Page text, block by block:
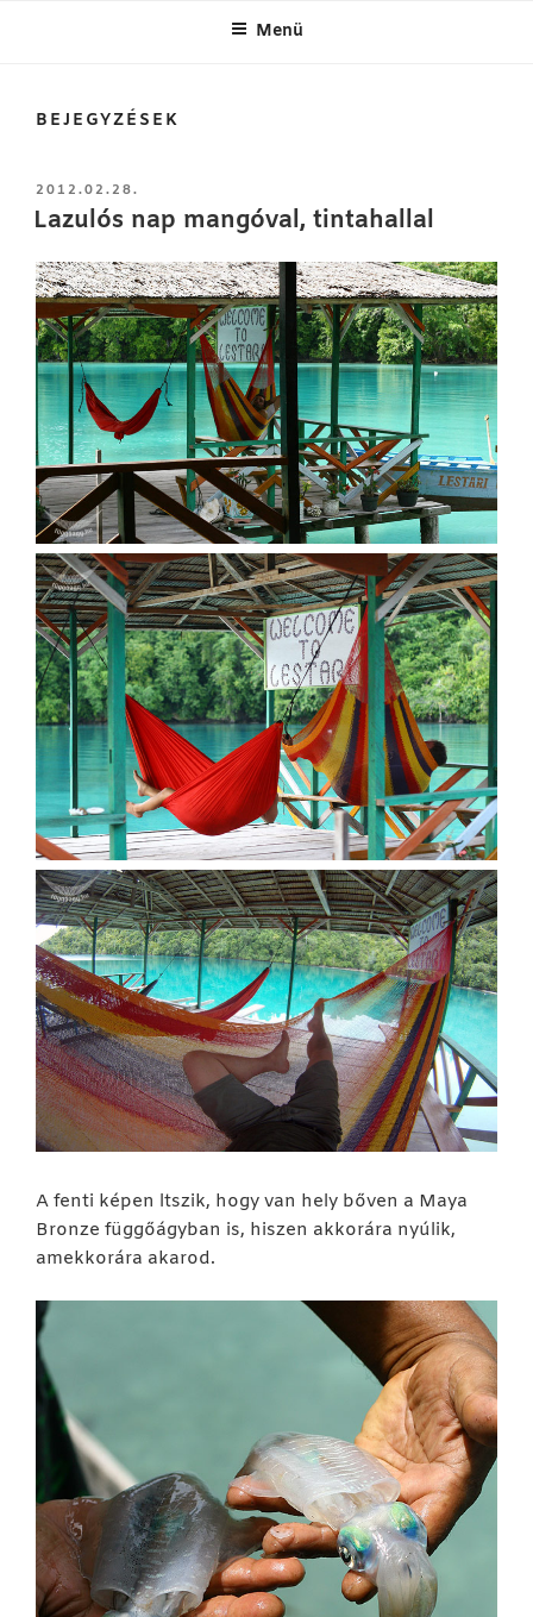
Menü
BEJEGYZÉSEK
BEKÜLDVE:
2012.02.28.
Lazulós nap mangóval, tintahallal
A fenti képen ltszik, hogy van hely bőven a Maya
Bronze függőágyban is, hiszen akkorára nyúlik,
amekkorára akarod.